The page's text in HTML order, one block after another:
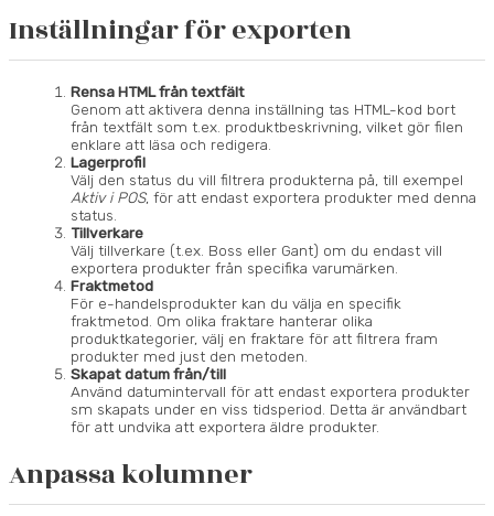
Inställningar för exporten
Rensa HTML från textfält
Genom att aktivera denna inställning tas HTML-kod bort
från textfält som t.ex. produktbeskrivning, vilket gör filen
enklare att läsa och redigera.
Lagerprofil
Välj den status du vill filtrera produkterna på, till exempel
Aktiv i POS, för att endast exportera produkter med denna
status.
Tillverkare
Välj tillverkare (t.ex. Boss eller Gant) om du endast vill
exportera produkter från specifika varumärken.
Fraktmetod
För e-handelsprodukter kan du välja en specifik
fraktmetod. Om olika fraktare hanterar olika
produktkategorier, välj en fraktare för att filtrera fram
produkter med just den metoden.
Skapat datum från/till
Använd datumintervall för att endast exportera produkter
sm skapats under en viss tidsperiod. Detta är användbart
för att undvika att exportera äldre produkter.
Anpassa kolumner